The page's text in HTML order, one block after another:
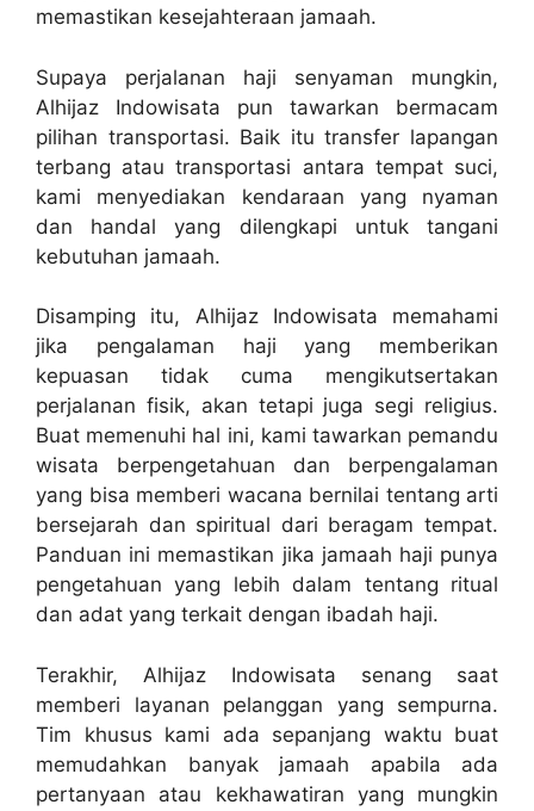
memastikan kesejahteraan jamaah.
Supaya perjalanan haji senyaman mungkin,
Alhijaz Indowisata pun tawarkan bermacam
pilihan transportasi. Baik itu transfer lapangan
terbang atau transportasi antara tempat suci,
kami menyediakan kendaraan yang nyaman
dan handal yang dilengkapi untuk tangani
kebutuhan jamaah.
Disamping itu, Alhijaz Indowisata memahami
jika pengalaman haji yang memberikan
kepuasan tidak cuma mengikutsertakan
perjalanan fisik, akan tetapi juga segi religius.
Buat memenuhi hal ini, kami tawarkan pemandu
wisata berpengetahuan dan berpengalaman
yang bisa memberi wacana bernilai tentang arti
bersejarah dan spiritual dari beragam tempat.
Panduan ini memastikan jika jamaah haji punya
pengetahuan yang lebih dalam tentang ritual
dan adat yang terkait dengan ibadah haji.
Terakhir, Alhijaz Indowisata senang saat
memberi layanan pelanggan yang sempurna.
Tim khusus kami ada sepanjang waktu buat
memudahkan banyak jamaah apabila ada
pertanyaan atau kekhawatiran yang mungkin